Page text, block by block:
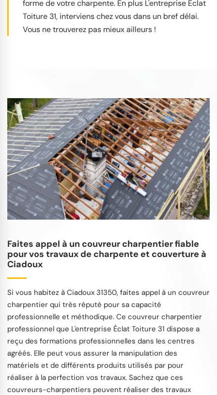
forme de votre charpente. En plus L'entreprise Éclat
Toiture 31, interviens chez vous dans un bref délai.
Vous ne trouverez pas mieux ailleurs !
Faites appel à un couvreur charpentier fiable
pour vos travaux de charpente et couverture à
Ciadoux
Si vous habitez à Ciadoux 31350, faites appel à un couvreur
charpentier qui très réputé pour sa capacité
professionnelle et méthodique. Ce couvreur charpentier
professionnel que L'entreprise Éclat Toiture 31 dispose a
reçu des formations professionnelles dans les centres
agréés. Elle peut vous assurer la manipulation des
matériels et de différents produits utilisés par pour
réaliser à la perfection vos travaux. Sachez que ces
couvreurs-charpentiers peuvent réaliser des travaux